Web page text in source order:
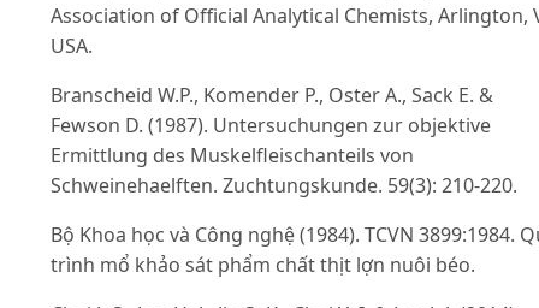
Association of Official Analytical Chemists, Arlington,
USA.
Branscheid W.P., Komender P., Oster A., Sack E. &
Fewson D. (1987). Untersuchungen zur objektive
Ermittlung des Muskelfleischanteils von
Schweinehaelften. Zuchtungskunde. 59(3): 210-220.
Bộ Khoa học và Công nghệ (1984). TCVN 3899:1984.
trình mổ khảo sát phẩm chất thịt lợn nuôi béo.